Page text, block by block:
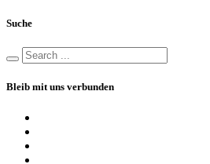
Suche
Bleib mit uns verbunden